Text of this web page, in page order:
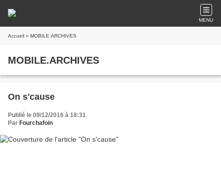
MENU
Accueil » MOBILE.ARCHIVES
MOBILE.ARCHIVES
On s'cause
Publié le 09/12/2016 à 18:31
Par Fourchafoin